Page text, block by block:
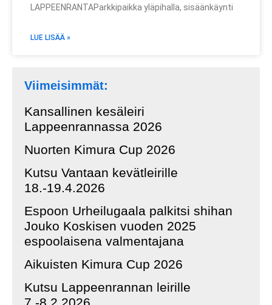
LAPPEENRANTAParkkipaikka yläpihalla, sisäänkäynti
LUE LISÄÄ »
Viimeisimmät:
Kansallinen kesäleiri
Lappeenrannassa 2026
Nuorten Kimura Cup 2026
Kutsu Vantaan kevätleirille
18.-19.4.2026
Espoon Urheilugaala palkitsi shihan
Jouko Koskisen vuoden 2025
espoolaisena valmentajana
Aikuisten Kimura Cup 2026
Kutsu Lappeenrannan leirille